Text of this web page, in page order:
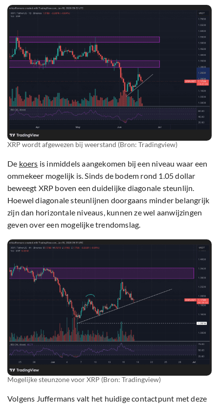
XRP wordt afgewezen bij weerstand (Bron: Tradingview)
De koers is inmiddels aangekomen bij een niveau waar een
ommekeer mogelijk is. Sinds de bodem rond 1.05 dollar
beweegt XRP boven een duidelijke diagonale steunlijn.
Hoewel diagonale steunlijnen doorgaans minder belangrijk
zijn dan horizontale niveaus, kunnen ze wel aanwijzingen
geven over een mogelijke trendomslag.
Mogelijke steunzone voor XRP (Bron: Tradingview)
Volgens Juffermans valt het huidige contactpunt met deze